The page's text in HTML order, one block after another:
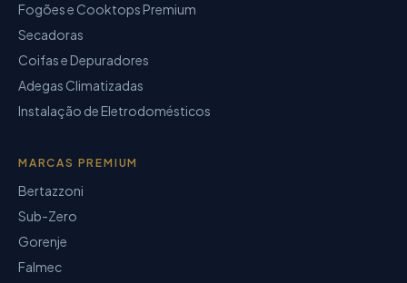
Fogões e Cooktops Premium
Secadoras
Coifas e Depuradores
Adegas Climatizadas
Instalação de Eletrodomésticos
MARCAS PREMIUM
Bertazzoni
Sub-Zero
Gorenje
Falmec